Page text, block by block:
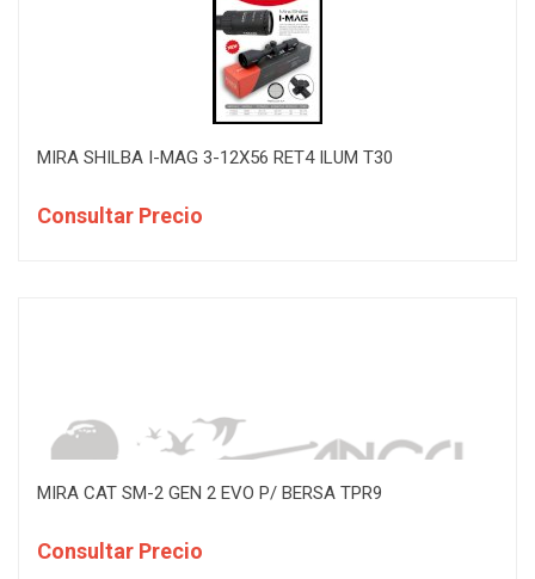
MIRA SHILBA I-MAG 3-12X56 RET4 ILUM T30
Consultar Precio
MIRA CAT SM-2 GEN 2 EVO P/ BERSA TPR9
Consultar Precio